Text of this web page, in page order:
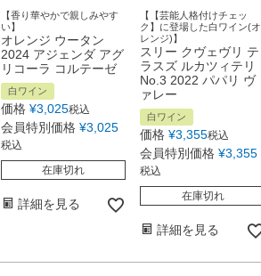
【香り華やかで親しみやす
い】
オレンジ ウータン
2024 アジェンダ アグ
リコーラ コルテーゼ
白ワイン
価格 ¥3,025税込
会員特別価格 ¥3,025
税込
在庫切れ
詳細を見る
【【芸能人格付けチェッ
ク】に登場した白ワイン(オ
レンジ)】
スリー クヴェヴリ テ
ラスズ ルカツィテリ
No.3 2022 パパリ ヴ
ァレー
白ワイン
価格 ¥3,355税込
会員特別価格 ¥3,355
税込
在庫切れ
詳細を見る